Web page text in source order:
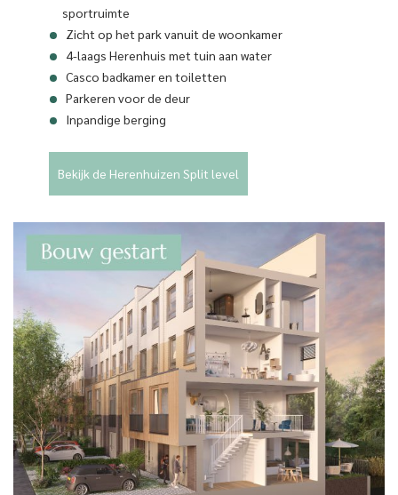
sportruimte
Zicht op het park vanuit de woonkamer
4-laags Herenhuis met tuin aan water
Casco badkamer en toiletten
Parkeren voor de deur
Inpandige berging
Bekijk de Herenhuizen Split level